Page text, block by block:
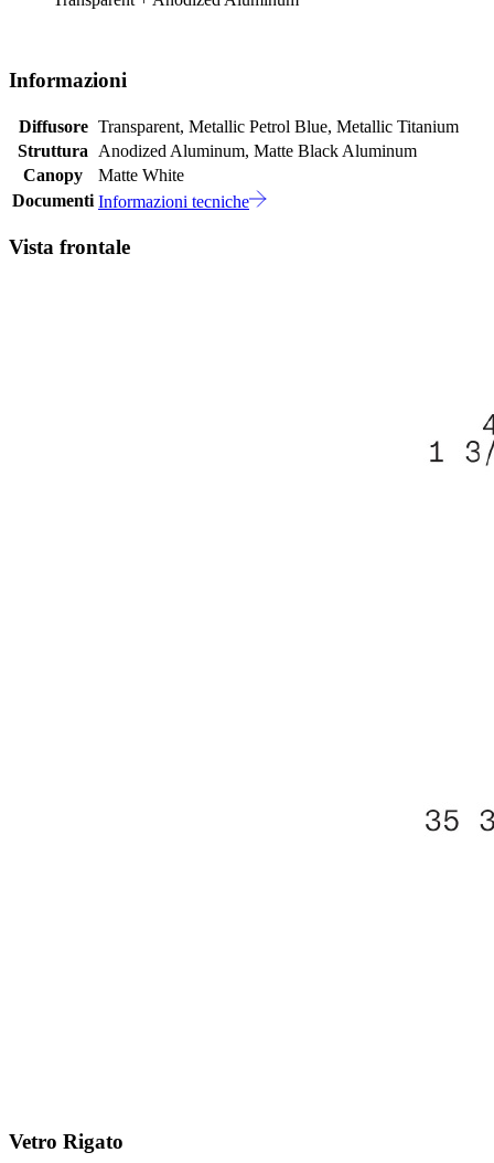
Informazioni
Diffusore Transparent, Metallic Petrol Blue, Metallic Titanium
Struttura
Anodized Aluminum, Matte Black Aluminum
Canopy
Matte White
Documenti Informazioni tecniche
Vista frontale
Vetro Rigato